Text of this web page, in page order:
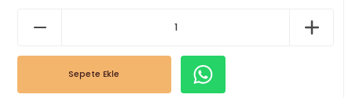
Sepete Ekle